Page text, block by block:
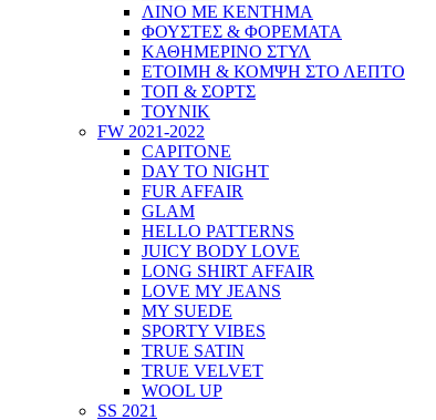
ΛΙΝΟ ΜΕ ΚΕΝΤΗΜΑ
ΦΟΥΣΤΕΣ & ΦΟΡΕΜΑΤΑ
ΚΑΘΗΜΕΡΙΝΟ ΣΤΥΛ
ΕΤΟΙΜΗ & ΚΟΜΨΗ ΣΤΟ ΛΕΠΤΟ
ΤΟΠ & ΣΟΡΤΣ
ΤΟΥΝΙΚ
FW 2021-2022
CAPITONE
DAY TO NIGHT
FUR AFFAIR
GLAM
HELLO PATTERNS
JUICY BODY LOVE
LONG SHIRT AFFAIR
LOVE MY JEANS
MY SUEDE
SPORTY VIBES
TRUE SATIN
TRUE VELVET
WOOL UP
SS 2021